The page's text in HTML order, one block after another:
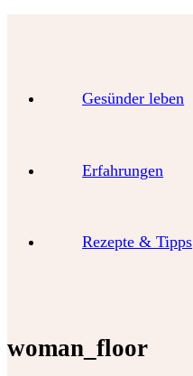
Gesünder leben
Erfahrungen
Rezepte & Tipps
woman_floor